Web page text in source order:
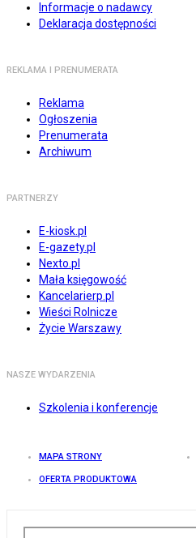
Informacje o nadawcy
Deklaracja dostępności
REKLAMA I PRENUMERATA
Reklama
Ogłoszenia
Prenumerata
Archiwum
PARTNERZY
E-kiosk.pl
E-gazety.pl
Nexto.pl
Mała księgowość
Kancelarierp.pl
Wieści Rolnicze
Życie Warszawy
NASZE WYDARZENIA
Szkolenia i konferencje
MAPA STRONY
OFERTA PRODUKTOWA